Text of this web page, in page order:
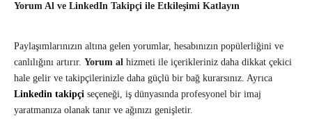
Yorum Al ve LinkedIn Takipçi ile Etkileşimi Katlayın
Paylaşımlarınızın altına gelen yorumlar, hesabınızın popülerliğini ve
canlılığını artırır. Yorum al hizmeti ile içerikleriniz daha dikkat çekici
hale gelir ve takipçilerinizle daha güçlü bir bağ kurarsınız. Ayrıca
Linkedin takipçi seçeneği, iş dünyasında profesyonel bir imaj
yaratmanıza olanak tanır ve ağınızı genişletir.